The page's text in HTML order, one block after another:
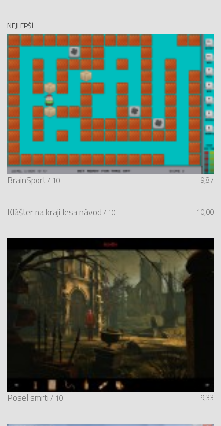
NEJLEPŠÍ
BrainSport 9,87
/ 10
Klášter na kraji lesa návod 10,00
/ 10
Posel smrti 9,33
/ 10